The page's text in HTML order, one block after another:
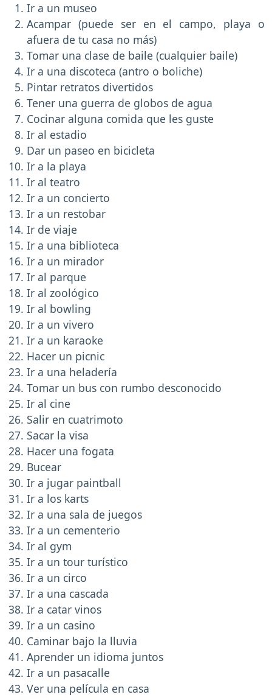
Ir a un museo
Acampar (puede ser en el campo, playa o
afuera de tu casa no más)
Tomar una clase de baile (cualquier baile)
Ir a una discoteca (antro o boliche)
Pintar retratos divertidos
Tener una guerra de globos de agua
Cocinar alguna comida que les guste
Ir al estadio
Dar un paseo en bicicleta
Ir a la playa
Ir al teatro
Ir a un concierto
Ir a un restobar
Ir de viaje
Ir a una biblioteca
Ir a un mirador
Ir al parque
Ir al zoológico
Ir al bowling
Ir a un vivero
Ir a un karaoke
Hacer un picnic
Ir a una heladería
Tomar un bus con rumbo desconocido
Ir al cine
Salir en cuatrimoto
Sacar la visa
Hacer una fogata
Bucear
Ir a jugar paintball
Ir a los karts
Ir a una sala de juegos
Ir a un cementerio
Ir al gym
Ir a un tour turístico
Ir a un circo
Ir a una cascada
Ir a catar vinos
Ir a un casino
Caminar bajo la lluvia
Aprender un idioma juntos
Ir a un pasacalle
Ver una película en casa